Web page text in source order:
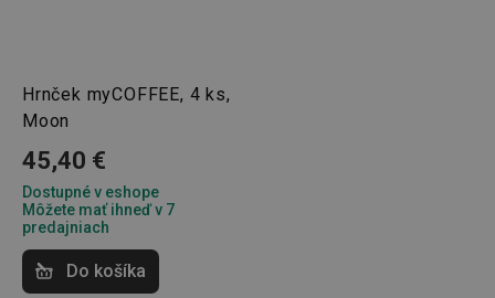
Hrnček myCOFFEE, 4 ks,
Moon
45,40 €
Dostupné v eshope
Môžete mať ihneď v 7
predajniach
Do košíka